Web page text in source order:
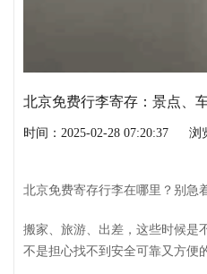
北京免费行李寄存：景点、
时间：2025-02-28 07:20:37 浏
北京免费寄存行李在哪里？别急
搬家、旅游、出差，这些时候是
不是担心找不到安全可靠又方便的地方？ 是不是